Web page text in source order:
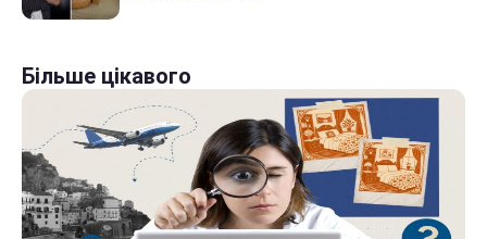
Більше цікавого